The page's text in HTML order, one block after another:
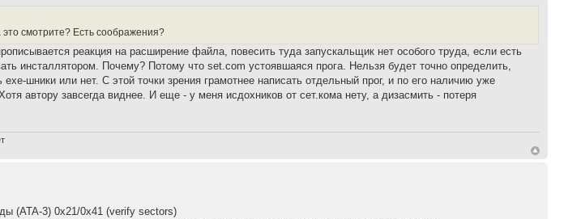
смотрите? Есть соображения?
реакция на расширение файла, повесить туда запускальщик нет особого труда, если есть
инсталлятором. Почему? Потому что set.com устоявшаяся прога. Нельзя будет точно определить,
шники или нет. С этой точки зрения грамотнее написать отдельный прог, и по его наличию уже
автору завсегда виднее. И еще - у меня исдохников от сет.кома нету, а дизасмить - потеря
(ATA-3) 0x21/0x41 (verify sectors)